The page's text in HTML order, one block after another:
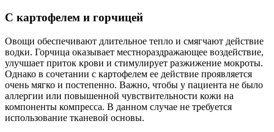
С картофелем и горчицей
Овощи обеспечивают длительное тепло и смягчают действие
водки. Горчица оказывает местнораздражающее воздействие,
улучшает приток крови и стимулирует разжижение мокроты.
Однако в сочетании с картофелем ее действие проявляется
очень мягко и постепенно. Важно, чтобы у пациента не было
аллергии или повышенной чувствительности кожи на
компоненты компресса. В данном случае не требуется
использование тканевой основы.